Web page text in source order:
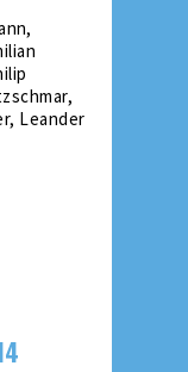
Leander